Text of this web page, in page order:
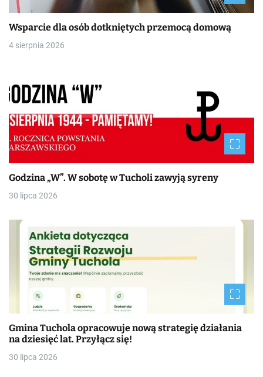
Wsparcie dla osób dotkniętych przemocą domową
4 sierpnia 2026
Godzina „W”. W sobotę w Tucholi zawyją syreny
30 lipca 2026
Gmina Tuchola opracowuje nową strategię działania
na dziesięć lat. Przyłącz się!
30 lipca 2026